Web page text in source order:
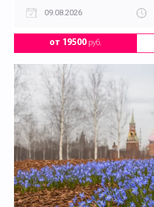
09.08.2026
от 19500руб.